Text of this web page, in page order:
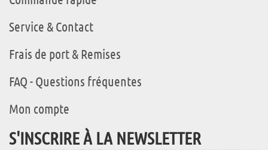
Service & Contact
Frais de port & Remises
FAQ - Questions fréquentes
Mon compte
S'INSCRIRE À LA NEWSLETTER